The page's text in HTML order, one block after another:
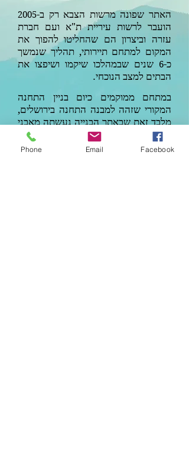
האתר שפונה מרשות הצבא רק ב-2005
הועבר לרשות עיריית ת"א ועם חברת
עזרה וביצרון הם שהחליטו להפוך את
המקום למתחם תיירותי, תהליך שנמשך
כ-6 שנים שבמהלכו שיקמו ושיפצו את
הבתים למצב הנוכחי.
במתחם ממוקמים כיום בניין התחנה
המקורי שזהה למבנה התחנה בירושלים,
מלבד זאת שבאתר הבנייה נעשתה מאבני
כורכר ובירושלים היא בנויה מאבן גיר,
מחסני הסחורות בית המכס ומשרד מכירת
Phone Email Facebook